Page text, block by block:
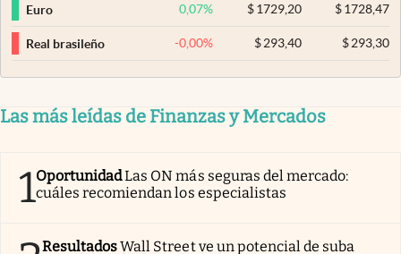
Euro 0,07% $ 1729,20 $1728,47
Real brasileño -0,00% $293,40 $293,30
Las más leídas de Finanzas y Mercados
1OportunidadLas ON más seguras del mercado:
cuáles recomiendan los especialistas
ResultadosWall Street ve un potencial de suba